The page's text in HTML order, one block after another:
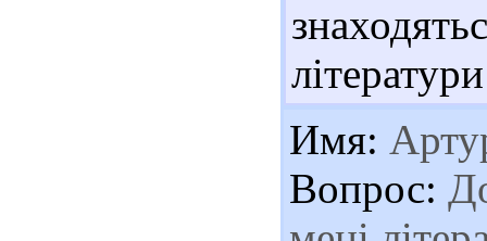
Имя:
Вопрос: